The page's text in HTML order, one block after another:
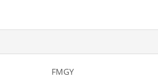
FMGY